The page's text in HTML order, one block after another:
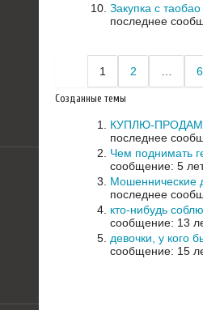
Закупка с
последнее
1 2 6
Созданные темы
КУПЛЮ-
последнее
Чем поднимать
сообщение: 5
Мошеннические
последнее
кто-нибудь
сообщение: 13
девочки, у кого
сообщение: 15